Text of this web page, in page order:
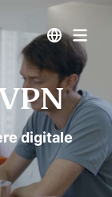
digitale